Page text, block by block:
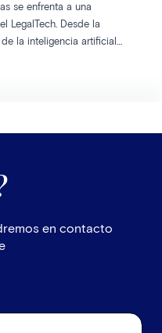
se enfrenta a una
LegalTech. Desde la
la inteligencia artificial
en contacto